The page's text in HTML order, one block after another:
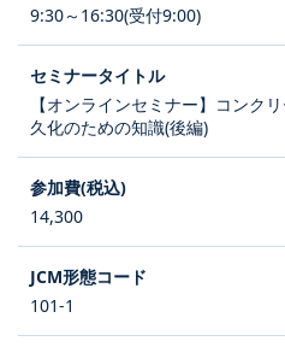
9:30～16:30(受付9:00)
【オンラインセミナー】コンク
久化のための知識(後編)
14,300
101-1